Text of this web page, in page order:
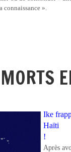
connaissance ».
Ike
Haïti
!
Après